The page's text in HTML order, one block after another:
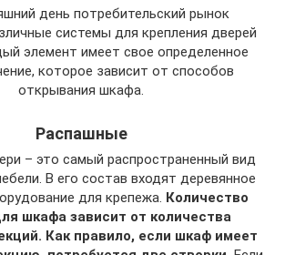
день потребительский рынок
системы для крепления дверей
элемент имеет свое определенное
которое зависит от способов
открывания шкафа.
Распашные
– это самый распространенный вид
В его состав входят деревянное
для крепежа. Количество
шкафа зависит от количества
Как правило, если шкаф имеет